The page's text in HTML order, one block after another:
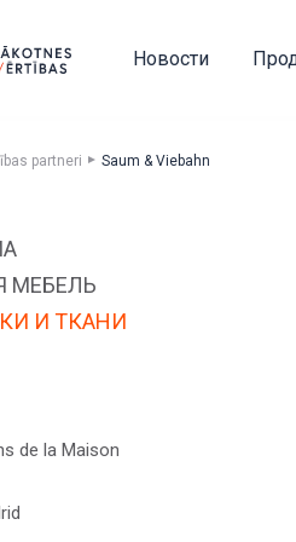
Новости
partneri Saum & Viebahn
МЕБЕЛЬ
И ТКАНИ
de la Maison